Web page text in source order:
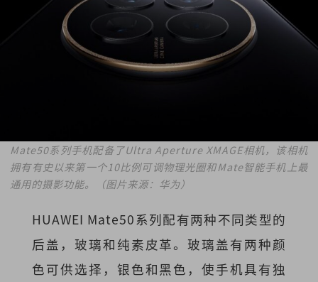
Mate50系列手机配备了Ultra Aperture XMAGE相机，该相机
拥有有史以来第一个10比例可调物理光圈和Mate智能手机上最
通用的摄影功能。（图片来源：华为）
HUAWEI Mate50系列配有两种不同类型的
后盖，玻璃和纯素皮革。玻璃盖有两种颜
色可供选择，银色和黑色，使手机具有独